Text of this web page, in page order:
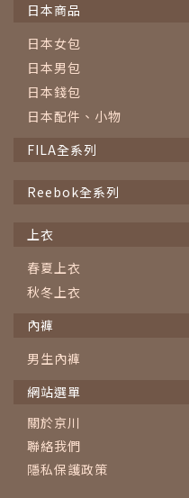
日本商品
日本女包
日本男包
日本錢包
日本配件、小物
FILA全系列
Reebok全系列
上衣
春夏上衣
秋冬上衣
內褲
男生內褲
網站選單
關於京川
聯絡我們
隱私保護政策